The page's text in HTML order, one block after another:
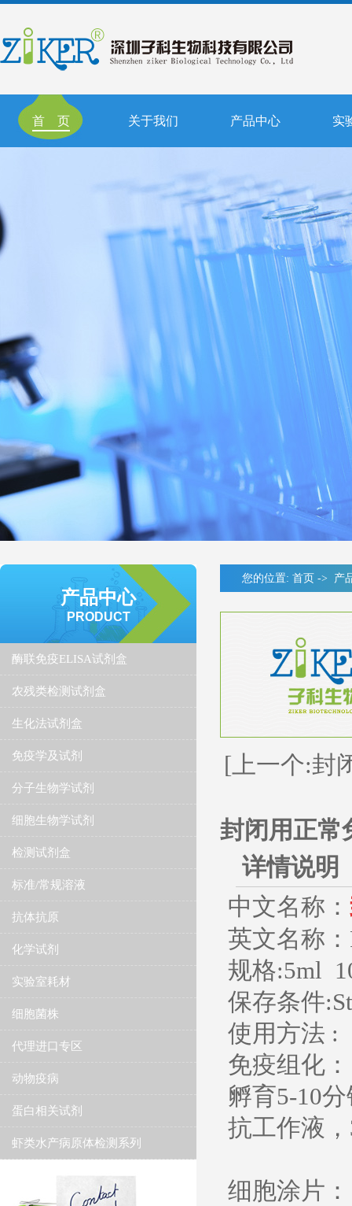
首 页 关于我们 产品中心 实
产品中心
PRODUCT
酶联免疫ELISA试剂盒
农残类检测试剂盒
生化法试剂盒
免疫学及试剂
分子生物学试剂
细胞生物学试剂
检测试剂盒
标准/常规溶液
抗体抗原
化学试剂
实验室耗材
细胞菌株
代理进口专区
动物疫病
蛋白相关试剂
虾类水产病原体检测系列
您的位置: 首页 -> 产
[上一个:封
封闭用正常
详情说明
中文名称：
英文名称：
规格:5ml
保存条件
使用方法 :
免疫组化
孵育5-10
抗工作液
细胞涂片